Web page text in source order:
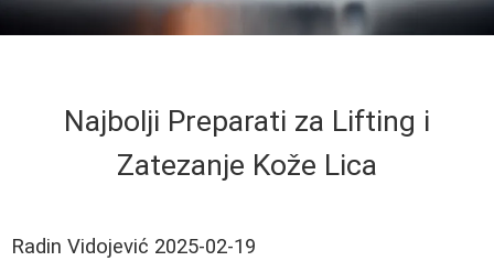
Najbolji Preparati za Lifting i
Zatezanje Kože Lica
Radin Vidojević 2025-02-19